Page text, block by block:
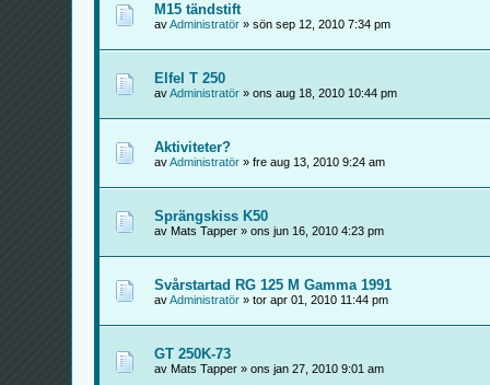
M15 tändstift
avAdministratör » sön sep 12, 2010 7:34 pm
Elfel T 250
avAdministratör » ons aug 18, 2010 10:44 pm
Aktiviteter?
avAdministratör » fre aug 13, 2010 9:24 am
Sprängskiss K50
av Mats Tapper » ons jun 16, 2010 4:23 pm
Svårstartad RG 125 M Gamma 1991
avAdministratör » tor apr 01, 2010 11:44 pm
GT 250K-73
av Mats Tapper » ons jan 27, 2010 9:01 am